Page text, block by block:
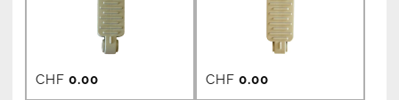
CHF 0.00 CHF 0.00